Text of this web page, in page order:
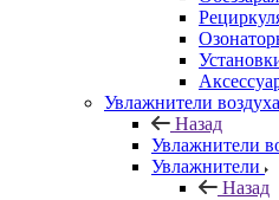
Увлажнители воздуха
Назад
Увлажнители
Увлажнители
Назад